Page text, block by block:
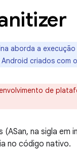
aborda a
criados com
de
(ASan, na sigla
no código nativo.